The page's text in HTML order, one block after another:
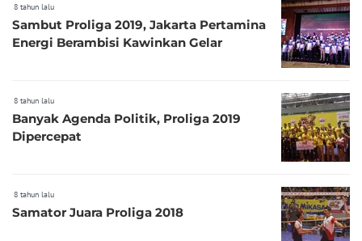
8 tahun lalu
Sambut Proliga 2019, Jakarta Pertamina
Energi Berambisi Kawinkan Gelar
8 tahun lalu
Banyak Agenda Politik, Proliga 2019
Dipercepat
8 tahun lalu
Samator Juara Proliga 2018